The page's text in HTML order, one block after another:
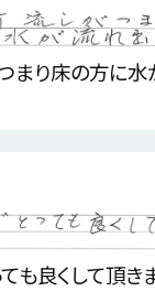
まり床の方に水
も良くして頂き